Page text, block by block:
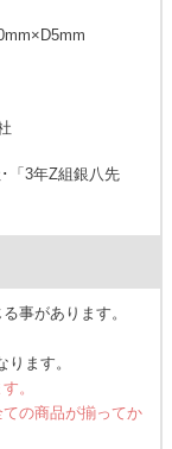
「3年Z組銀八先
事があります。
ます。
。
の商品が揃ってか